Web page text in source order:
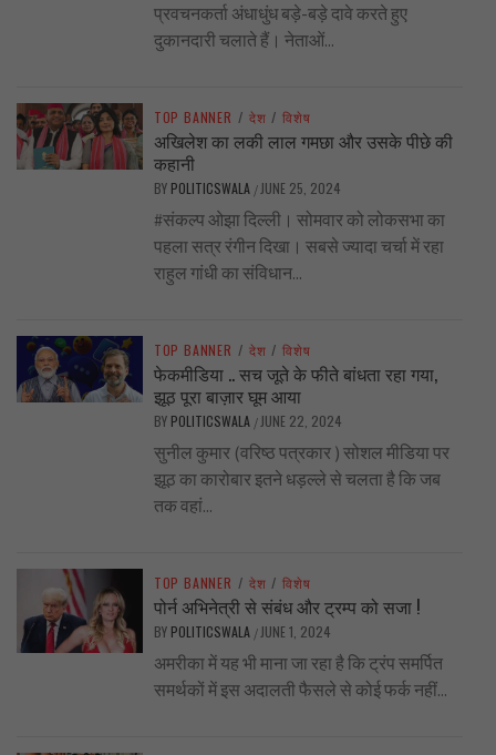
प्रवचनकर्ता अंधाधुंध बड़े-बड़े दावे करते हुए
दुकानदारी चलाते हैं। नेताओं...
TOP BANNER / देश / विशेष
अखिलेश का लकी लाल गमछा और उसके पीछे की
कहानी
BY POLITICSWALA / JUNE 25, 2024
#संकल्प ओझा दिल्ली। सोमवार को लोकसभा का
पहला सत्र रंगीन दिखा। सबसे ज्यादा चर्चा में रहा
राहुल गांधी का संविधान...
TOP BANNER / देश / विशेष
फेकमीडिया .. सच जूते के फीते बांधता रहा गया,
झूठ पूरा बाज़ार घूम आया
BY POLITICSWALA / JUNE 22, 2024
सुनील कुमार (वरिष्ठ पत्रकार ) सोशल मीडिया पर
झूठ का कारोबार इतने धड़ल्ले से चलता है कि जब
तक वहां...
TOP BANNER / देश / विशेष
पोर्न अभिनेत्री से संबंध और ट्रम्प को सजा !
BY POLITICSWALA / JUNE 1, 2024
अमरीका में यह भी माना जा रहा है कि ट्रंप समर्पित
समर्थकों में इस अदालती फैसले से कोई फर्क नहीं...